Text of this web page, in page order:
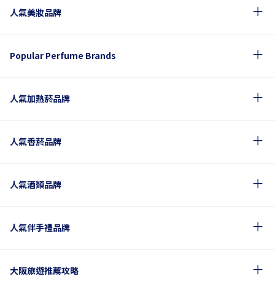
人氣美妝品牌
Popular Perfume Brands
人氣加熱菸品牌
人氣香菸品牌
人氣酒類品牌
人氣伴手禮品牌
大阪旅遊推薦攻略